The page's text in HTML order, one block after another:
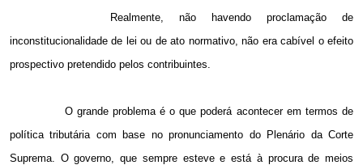
Realmente, não havendo proclamação de
inconstitucionalidade de lei ou de ato normativo, não era cabível o efeito
prospectivo pretendido pelos contribuintes.
O grande problema é o que poderá acontecer em termos de
política tributária com base no pronunciamento do Plenário da Corte
Suprema. O governo, que sempre esteve e está à procura de meios